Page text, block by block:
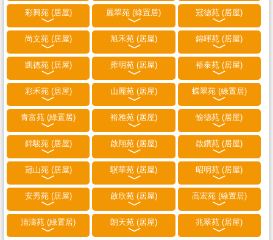
彩興苑 (居屋) 麗翠苑 (綠置居) 冠德苑 (居屋)
尚文苑 (居屋) 旭禾苑 (居屋) 錦暉苑 (居屋)
凱德苑 (居屋) 雍明苑 (居屋) 裕泰苑 (居屋)
彩禾苑 (居屋) 山麗苑 (居屋) 蝶翠苑 (綠置居)
青富苑 (綠置居) 裕雅苑 (居屋) 愉德苑 (居屋)
錦駿苑 (居屋) 啟翔苑 (居屋) 啟鑽苑 (居屋)
冠山苑 (居屋) 驥華苑 (居屋) 昭明苑 (居屋)
安秀苑 (居屋) 啟欣苑 (居屋) 高宏苑 (綠置居)
清濤苑 (綠置居) 朗天苑 (居屋) 兆翠苑 (居屋)